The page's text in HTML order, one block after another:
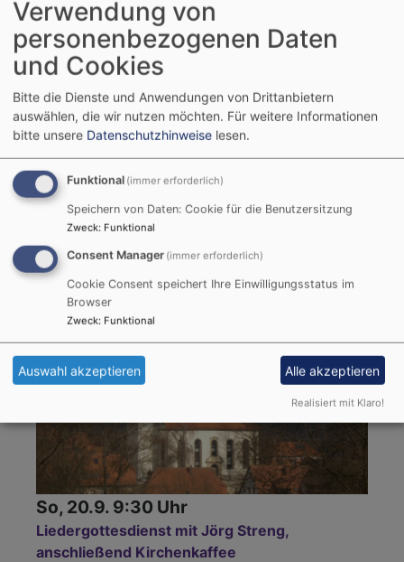
Do, 17.9. 14-16 Uhr
Frauenkreis
Karin Hecht
So, 20.9. 9:30 Uhr
Liedergottesdienst mit Jörg Streng,
anschließend Kirchenkaffee
Verwendung von
personenbezogenen Daten
und Cookies
Bitte die Dienste und Anwendungen von Drittanbietern
auswählen, die wir nutzen möchten. Für weitere Informationen
bitte unsere Datenschutzhinweise lesen.
Funktional (immer erforderlich)
Speichern von Daten: Cookie für die Benutzersitzung
Zweck: Funktional
Consent Manager (immer erforderlich)
Cookie Consent speichert Ihre Einwilligungsstatus im
Browser
Zweck: Funktional
Auswahl akzeptieren Alle akzeptieren
Realisiert mit Klaro!